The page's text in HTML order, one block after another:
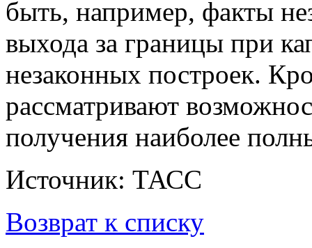
быть, например, факты
выхода за границы при
незаконных построек.
рассматривают
получения наиболее
Источник: ТАСС
Возврат к списку